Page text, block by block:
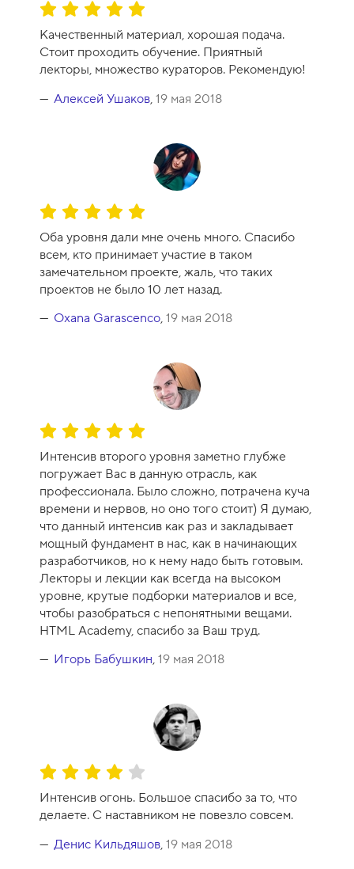
О
ц
е
н
к
а
1
0
Качественный материал, хорошая подача.
Стоит проходить обучение. Приятный
лекторы, множество кураторов. Рекомендую!
Алексей Ушаков, 19 мая 2018
О
е
н
к
а
к
0
Оба уровня дали мне очень много. Спасибо
всем, кто принимает участие в таком
замечательном проекте, жаль, что таких
проектов не было 10 лет назад.
Oxana Garascenco, 19 мая 2018
О
ц
е
н
к
а
к
у
р
с
а
-
1
0
Интенсив второго уровня заметно глубже
погружает Вас в данную отрасль, как
профессионала. Было сложно, потрачена куча
времени и нервов, но оно того стоит) Я думаю,
что данный интенсив как раз и закладывает
мощный фундамент в нас, как в начинающих
разработчиков, но к нему надо быть готовым.
Лекторы и лекции как всегда на высоком
уровне, крутые подборки материалов и все,
чтобы разобраться с непонятными вещами.
HTML Academy, спасибо за Ваш труд.
Игорь Бабушкин, 19 мая 2018
О
ц
е
н
к
Интенсив огонь. Большое спасибо за то, что
делаете. С наставником не повезло совсем.
Денис Кильдяшов, 19 мая 2018